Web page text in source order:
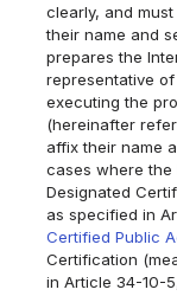
clearly, and
their name and
prepares the
representative
executing the
(hereinafter
affix their name
cases where the
Designated
as specified in
Certified Public
Certification
in Article 34-10-